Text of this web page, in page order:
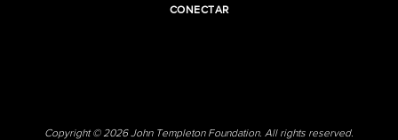
CONECTAR
Copyright © 2026 John Templeton Foundation. All rights reserved.